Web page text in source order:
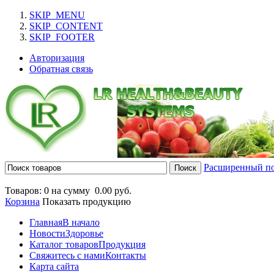
SKIP_MENU
SKIP_CONTENT
SKIP_FOOTER
Авторизация
Обратная связь
Расширенный
Товаров: 0 на сумму 0.00 руб.
Корзина Показать продукцию
ГлавнаяВ начало
НовостиЗдоровье
Каталог товаровПродукция
Свяжитесь с намиКонтакты
Карта сайта